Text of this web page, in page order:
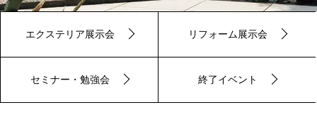
エクステリア展示会 リフォーム展示会
セミナー・勉強会 終了イベント